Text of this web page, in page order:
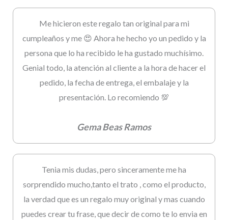
Me hicieron este regalo tan original para mi
cumpleaños y me 😍 Ahora he hecho yo un pedido y la
persona que lo ha recibido le ha gustado muchísimo.
Genial todo, la atención al cliente a la hora de hacer el
pedido, la fecha de entrega, el embalaje y la
presentación. Lo recomiendo 💯
Gema Beas Ramos
Tenia mis dudas, pero sinceramente me ha
sorprendido mucho,tanto el trato , como el producto,
la verdad que es un regalo muy original y mas cuando
puedes crear tu frase, que decir de como te lo envia en